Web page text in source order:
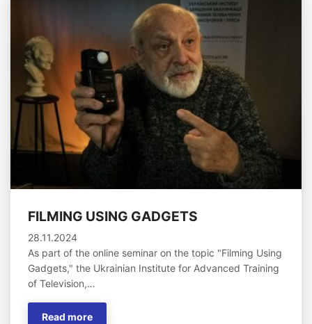
FILMING USING GADGETS
28.11.2024
As part of the online seminar on the topic "Filming Using
Gadgets," the Ukrainian Institute for Advanced Training
of Television,…
Read more